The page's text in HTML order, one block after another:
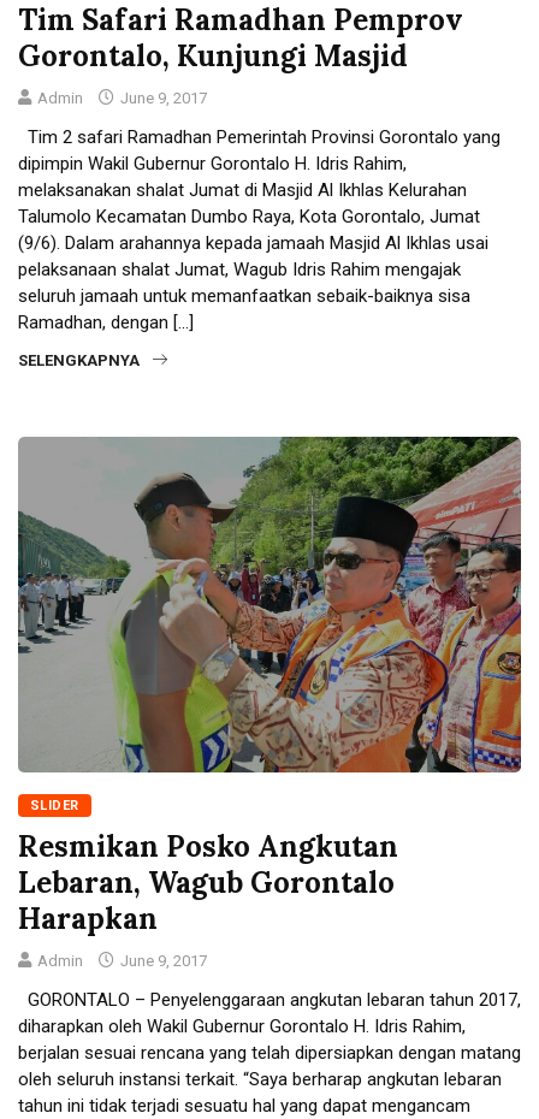
Tim Safari Ramadhan Pemprov
Gorontalo, Kunjungi Masjid
Admin June 9, 2017
Tim 2 safari Ramadhan Pemerintah Provinsi Gorontalo yang
dipimpin Wakil Gubernur Gorontalo H. Idris Rahim,
melaksanakan shalat Jumat di Masjid Al Ikhlas Kelurahan
Talumolo Kecamatan Dumbo Raya, Kota Gorontalo, Jumat
(9/6). Dalam arahannya kepada jamaah Masjid Al Ikhlas usai
pelaksanaan shalat Jumat, Wagub Idris Rahim mengajak
seluruh jamaah untuk memanfaatkan sebaik-baiknya sisa
Ramadhan, dengan […]
SELENGKAPNYA
SLIDER
Resmikan Posko Angkutan
Lebaran, Wagub Gorontalo
Harapkan
Admin June 9, 2017
GORONTALO – Penyelenggaraan angkutan lebaran tahun 2017,
diharapkan oleh Wakil Gubernur Gorontalo H. Idris Rahim,
berjalan sesuai rencana yang telah dipersiapkan dengan matang
oleh seluruh instansi terkait. “Saya berharap angkutan lebaran
tahun ini tidak terjadi sesuatu hal yang dapat mengancam